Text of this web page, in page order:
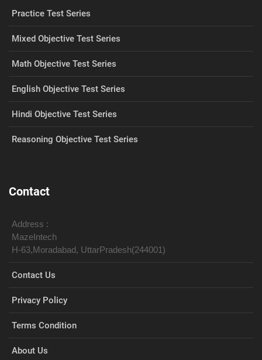
Practice Test Series
Mixed Objective Test Series
Math Objective Test Series
English Objective Test Series
Hindi Objective Test Series
Reasoning Objective Test Series
Contact
Address :
MazeIntech
H-63,Moradabad, UttarPradesh(244001)
Contact Us
Privacy Policy
Terms Condition
About Us